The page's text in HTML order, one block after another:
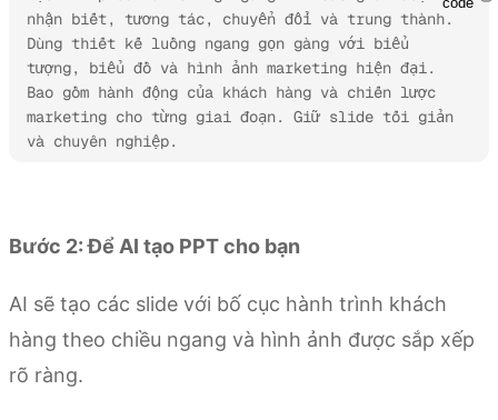
nhận biết, tương tác, chuyển đổi và trung thành.
Dùng thiết kế luồng ngang gọn gàng với biểu
tượng, biểu đồ và hình ảnh marketing hiện đại.
Bao gồm hành động của khách hàng và chiến lược
marketing cho từng giai đoạn. Giữ slide tối giản
và chuyên nghiệp.
Bước 2: Để AI tạo PPT cho bạn
AI sẽ tạo các slide với bố cục hành trình khách
hàng theo chiều ngang và hình ảnh được sắp xếp
rõ ràng.